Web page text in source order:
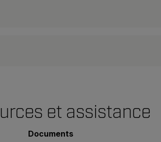
et assistance
Documents